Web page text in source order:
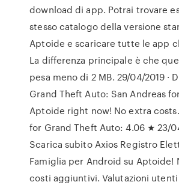
download di app. Potrai trovare
stesso catalogo della versione
Aptoide e scaricare tutte le app
La differenza principale è che
pesa meno di 2 MB. 29/04/2019 ·
Grand Theft Auto: San Andreas
Aptoide right now! No extra
for Grand Theft Auto: 4.06 ★ 23/
Scarica subito Axios Registro
Famiglia per Android su Aptoide!
costi aggiuntivi. Valutazioni